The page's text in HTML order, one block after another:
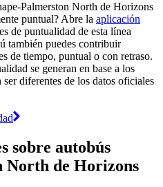
Palmerston North de Horizons
puntual? Abre la aplicación
de puntualidad de esta línea
también puedes contribuir
de tiempo, puntual o con retraso.
se generan en base a los
diferentes de los datos oficiales
sobre autobús
North de Horizons